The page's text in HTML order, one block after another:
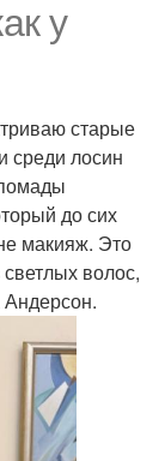
у
старые
среди лосин
до сих
макияж. Это
волос,